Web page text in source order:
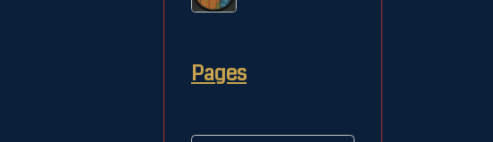
Pages